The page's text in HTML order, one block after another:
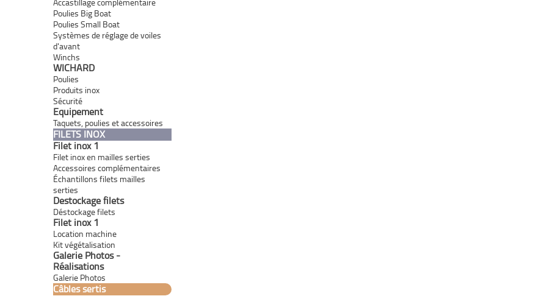
Poulies Big Boat
Poulies Small Boat
Systèmes de réglage de voiles
d'avant
Winchs
WICHARD
Poulies
Produits inox
Sécurité
Equipement
Taquets, poulies et accessoires
FILETS INOX
Filet inox 1
Filet inox en mailles serties
Accessoires complémentaires
Échantillons filets mailles
serties
Destockage filets
Déstockage filets
Filet inox 1
Location machine
Kit végétalisation
Galerie Photos -
Réalisations
Galerie Photos
Câbles sertis